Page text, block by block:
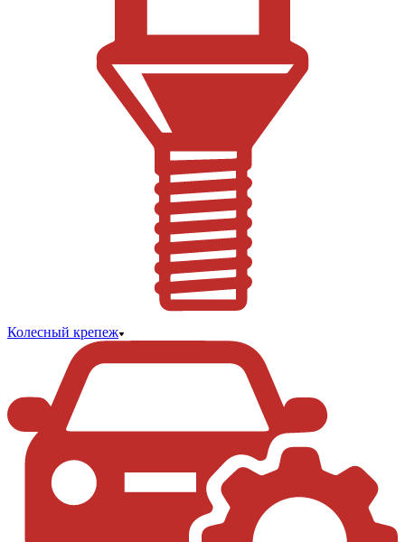
Колесный крепеж